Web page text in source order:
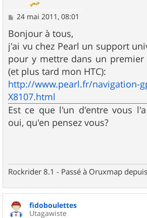
M
s
s
a
g
e
24 mai 2011, 08:01
Bonjour à tous,
j'ai vu chez Pearl un support
pour y mettre dans un premier
(et plus tard mon HTC):
http://www.pearl.fr/
X8107.html
Est ce que l'un d'entre vous
oui, qu'en pensez vous?
Rockrider 8.1 - Passé à Oruxmap
fidoboulettes
Utagawiste